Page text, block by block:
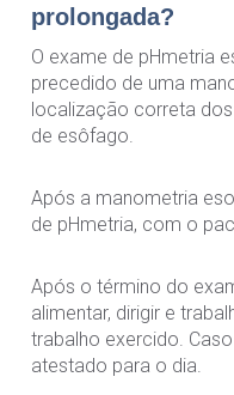
prolongada?
O exame de pHmetria
precedido de uma
localização correta
de esôfago.
Após a manometria
de pHmetria, com o
Após o término do
alimentar, dirigir e
trabalho exercido.
atestado para o dia.